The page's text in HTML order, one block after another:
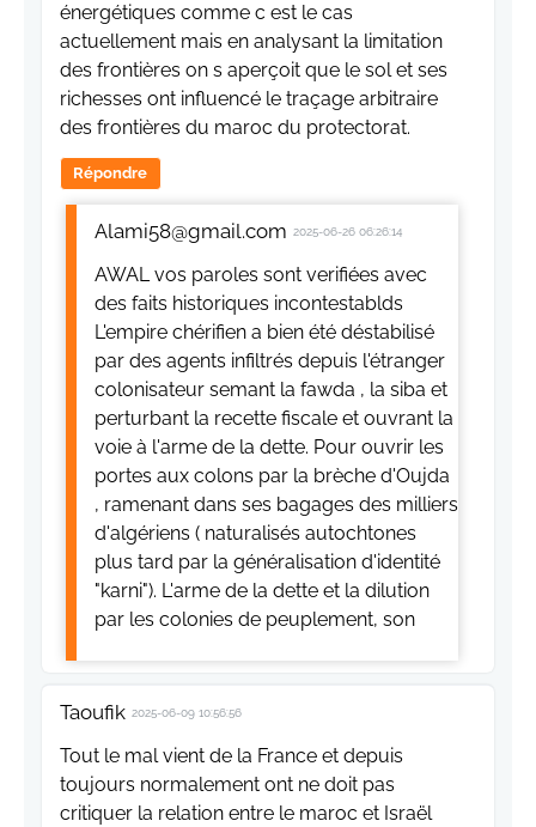
énergétiques comme c est le cas
actuellement mais en analysant la limitation
des frontières on s aperçoit que le sol et ses
richesses ont influencé le traçage arbitraire
des frontières du maroc du protectorat.
Répondre
Alami58@gmail.com 2025-06-26 06:26:14
AWAL vos paroles sont verifiées avec
des faits historiques incontestablds
L'empire chérifien a bien été déstabilisé
par des agents infiltrés depuis l'étranger
colonisateur semant la fawda , la siba et
perturbant la recette fiscale et ouvrant la
voie à l'arme de la dette. Pour ouvrir les
portes aux colons par la brèche d'Oujda
, ramenant dans ses bagages des milliers
d'algériens ( naturalisés autochtones
plus tard par la généralisation d'identité
"karni"). L'arme de la dette et la dilution
par les colonies de peuplement, son
Taoufik 2025-06-09 10:56:56
Tout le mal vient de la France et depuis
toujours normalement ont ne doit pas
critiquer la relation entre le maroc et Israël